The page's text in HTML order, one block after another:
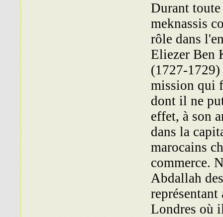
Durant
meknassis
rôle dans
Eliezer Ben
(1727-1729)
mission qui
dont il ne
effet, à son
dans la
marocains
commerce.
Abdallah
Londres où